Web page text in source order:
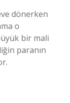
dönerken
o
bir mali
paranın